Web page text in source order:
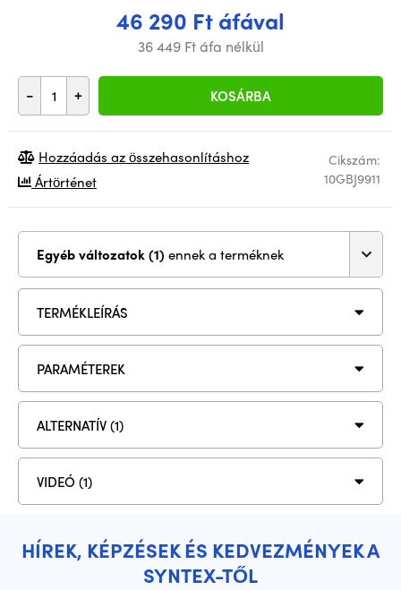
46 290 Ft áfával
36 449 Ft áfa nélkül
- + KOSÁRBA
Cikszám:
10GBJ9911
Hozzáadás az összehasonlításhoz
Ártörténet
Egyéb változatok (1) ennek a terméknek
TERMÉKLEÍRÁS
PARAMÉTEREK
ALTERNATÍV (1)
VIDEÓ (1)
HÍREK, KÉPZÉSEK ÉS KEDVEZMÉNYEK A
SYNTEX-TŐL